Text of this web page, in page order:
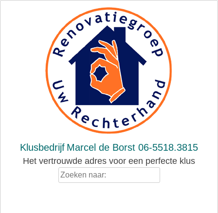
Klusbedrijf Marcel de Borst 06-5518.3815
Het vertrouwde adres voor een perfecte klus